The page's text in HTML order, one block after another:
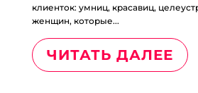
клиенток: умниц, красавиц,
женщин, которые...
ЧИТАТЬ ДАЛЕЕ